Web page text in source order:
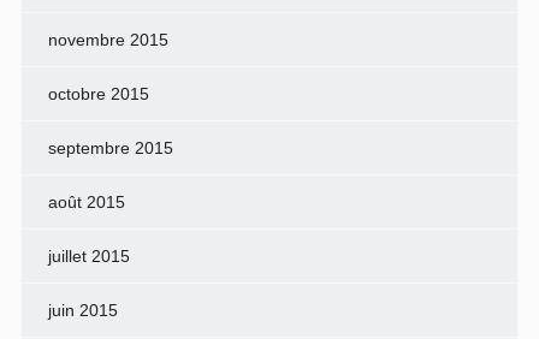
novembre 2015
octobre 2015
septembre 2015
août 2015
juillet 2015
juin 2015